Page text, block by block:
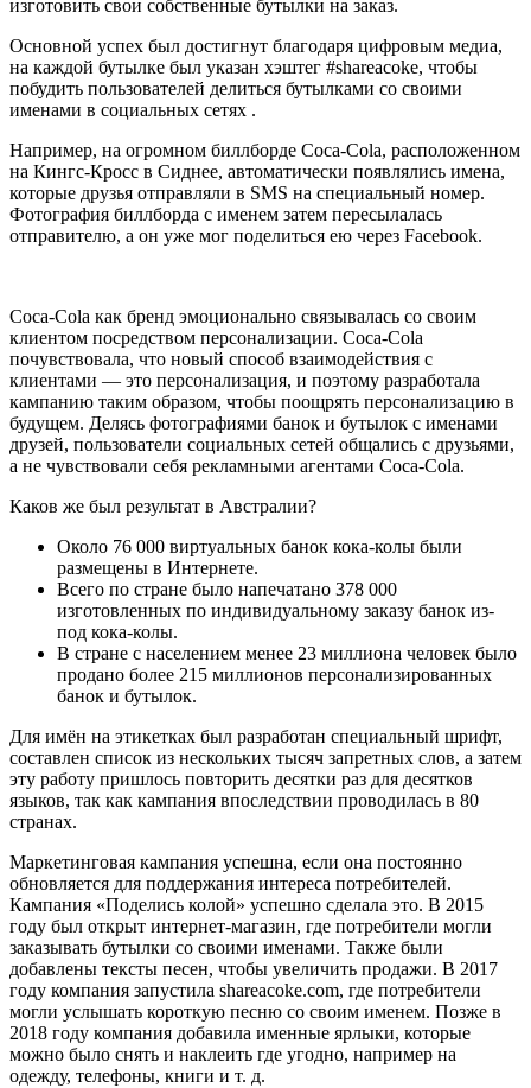
изготовить свои собственные бутылки на заказ.
Основной успех был достигнут благодаря цифровым медиа,
на каждой бутылке был указан хэштег #shareacoke, чтобы
побудить пользователей делиться бутылками со своими
именами в социальных сетях .
Например, на огромном биллборде Coca-Cola, расположенном
на Кингс-Кросс в Сиднее, автоматически появлялись имена,
которые друзья отправляли в SMS на специальный номер.
Фотография биллборда с именем затем пересылалась
отправителю, а он уже мог поделиться ею через Facebook.
Coca-Cola как бренд эмоционально связывалась со своим
клиентом посредством персонализации. Coca-Cola
почувствовала, что новый способ взаимодействия с
клиентами — это персонализация, и поэтому разработала
кампанию таким образом, чтобы поощрять персонализацию в
будущем. Делясь фотографиями банок и бутылок с именами
друзей, пользователи социальных сетей общались с друзьями,
а не чувствовали себя рекламными агентами Coca-Cola.
Каков же был результат в Австралии?
Около 76 000 виртуальных банок кока-колы были
размещены в Интернете.
Всего по стране было напечатано 378 000
изготовленных по индивидуальному заказу банок из-
под кока-колы.
В стране с населением менее 23 миллиона человек было
продано более 215 миллионов персонализированных
банок и бутылок.
Для имён на этикетках был разработан специальный шрифт,
составлен список из нескольких тысяч запретных слов, а затем
эту работу пришлось повторить десятки раз для десятков
языков, так как кампания впоследствии проводилась в 80
странах.
Маркетинговая кампания успешна, если она постоянно
обновляется для поддержания интереса потребителей.
Кампания «Поделись колой» успешно сделала это. В 2015
году был открыт интернет-магазин, где потребители могли
заказывать бутылки со своими именами. Также были
добавлены тексты песен, чтобы увеличить продажи. В 2017
году компания запустила shareacoke.com, где потребители
могли услышать короткую песню со своим именем. Позже в
2018 году компания добавила именные ярлыки, которые
можно было снять и наклеить где угодно, например на
одежду, телефоны, книги и т. д.